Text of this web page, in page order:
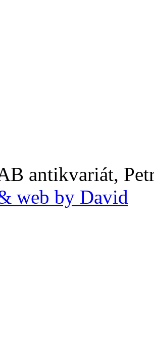
antikvariát,
web by David